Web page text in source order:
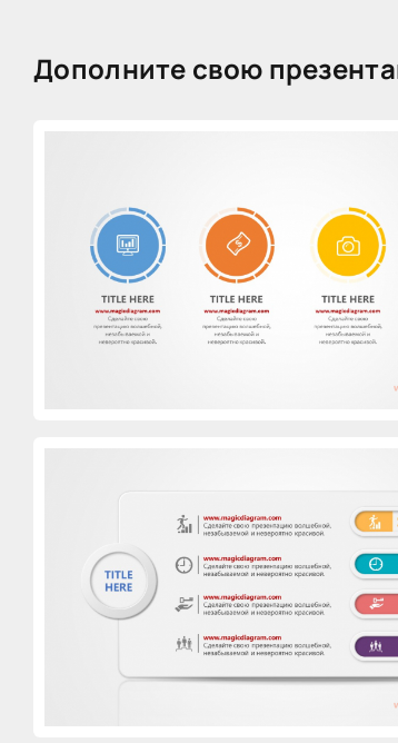
Дополните свою